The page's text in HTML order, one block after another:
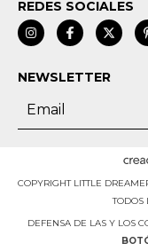
REDES SOCIALES
NEWSLETTER
COPYRIGHT LITTLE
TODOS
DEFENSA DE LAS Y LOS